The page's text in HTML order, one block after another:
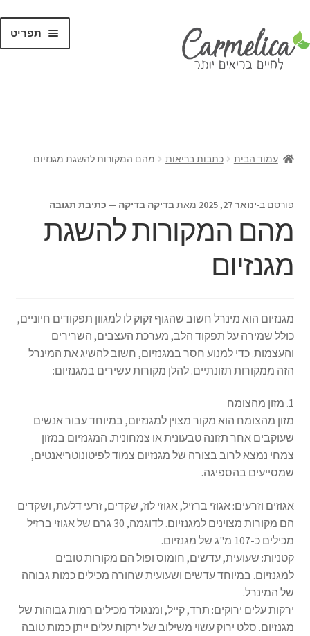
תפריט
עמוד הבית כתבות בריאות מהם המקורות להשגת מגנזיום
פורסם ב-ינואר 27, 2025 מאתבדיקה בדיקה — כתיבת תגובה
מהם המקורות להשגת
מגנזיום
מגנזיום הוא מינרל חשוב שהגוף זקוק לו למגוון תפקודים חיוניים,
כולל שמירה על תפקוד הלב, מערכת העצבים, השרירים
והעצמות. כדי למנוע חסר במגנזיום, חשוב להשיג את המינרל
הזה ממקורות תזונתיים. להלן מקורות עשירים במגנזיום:
1. מזון מהצומח
מזון מהצומח הוא מקור מצוין למגנזיום, במיוחד עבור אנשים
שעוקבים אחר תזונה טבעונית או צמחונית. המגנזיום במזון
צמחי נמצא לרוב בצורה של מגנזיום צמוד לפיטונוטריאנטים,
שמסייעים בהספיגה.
אגוזים וזרעים: אגוזי ברזיל, אגוזי לוז, שקדים, זרעי דלעת, ושקדים
הם מקורות מצוינים למגנזיום. לדוגמה, 30 גרם של אגוזי ברזיל
מכילים כ-107 מ"ג של מגנזיום.
קטניות: שעועית, עדשים, חומוס ופול הם מקורות טובים
למגנזיום. במיוחד עדשים ושעועית שחורה מכילים כמות גבוהה
של המינרל.
ירקות עלים ירוקים: תרד, קייל, ומנגולד מכילים רמות גבוהות של
מגנזיום. סלט ירוק עשוי משילוב של ירקות עלים ייתן כמות טובה